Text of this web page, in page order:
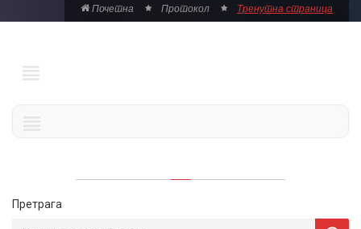
Почетна Протокол Тренутна страница
Претрага